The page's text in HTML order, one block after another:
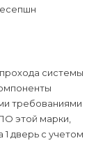
системы
требованиями
этой марки,
дверь с учетом